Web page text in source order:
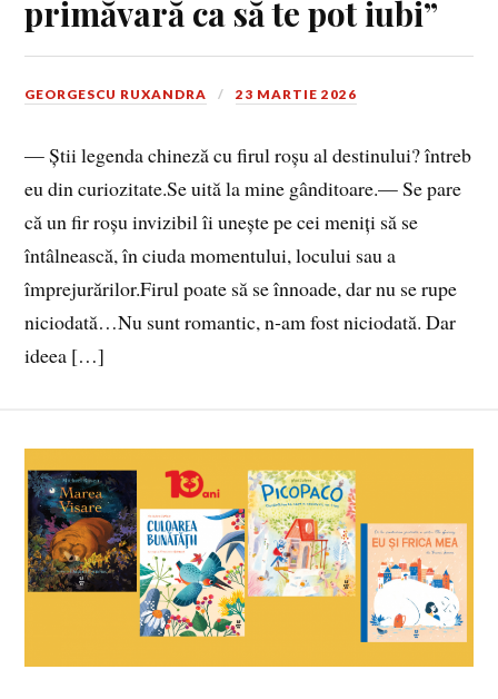
primăvară ca să te pot iubi”
GEORGESCU RUXANDRA 23 MARTIE 2026
— Știi legenda chineză cu firul roșu al destinului? întreb
eu din curiozitate.Se uită la mine gânditoare.— Se pare
că un fir roșu invizibil îi unește pe cei meniți să se
întâlnească, în ciuda momentului, locului sau a
împrejurărilor.Firul poate să se înnoade, dar nu se rupe
niciodată…Nu sunt romantic, n‑am fost niciodată. Dar
ideea […]